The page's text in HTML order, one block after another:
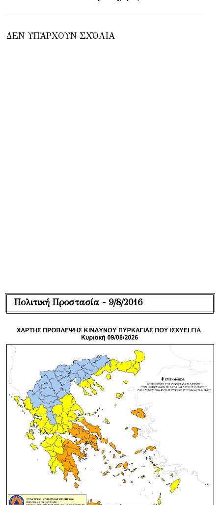
ΔΕΝ ΥΠΆΡΧΟΥΝ ΣΧΌΛΙΑ
Πολιτική Προστασία - 9/8/2016